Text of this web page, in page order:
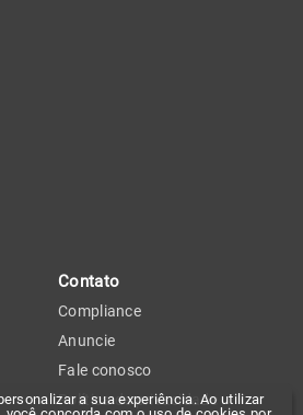
a sua experiência. Ao utilizar
Contato
Compliance
Anuncie
Fale conosco
Política de privacidade